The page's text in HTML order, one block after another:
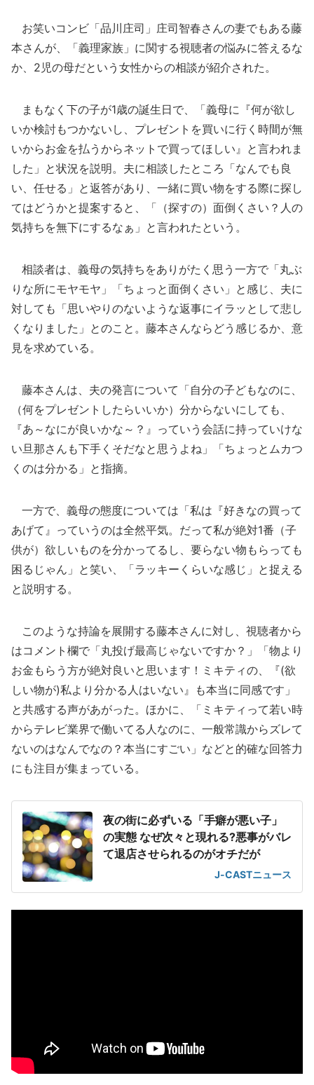
お笑いコンビ「品川庄司」庄司智春さんの妻でもある藤
本さんが、「義理家族」に関する視聴者の悩みに答えるな
か、2児の母だという女性からの相談が紹介された。
まもなく下の子が1歳の誕生日で、「義母に『何が欲し
いか検討もつかないし、プレゼントを買いに行く時間が無
いからお金を払うからネットで買ってほしい』と言われま
した」と状況を説明。夫に相談したところ「なんでも良
い、任せる」と返答があり、一緒に買い物をする際に探し
てはどうかと提案すると、「（探すの）面倒くさい？人の
気持ちを無下にするなぁ」と言われたという。
相談者は、義母の気持ちをありがたく思う一方で「丸ぶ
りな所にモヤモヤ」「ちょっと面倒くさい」と感じ、夫に
対しても「思いやりのないような返事にイラッとして悲し
くなりました」とのこと。藤本さんならどう感じるか、意
見を求めている。
藤本さんは、夫の発言について「自分の子どもなのに、
（何をプレゼントしたらいいか）分からないにしても、
『あ～なにが良いかな～？』っていう会話に持っていけな
い旦那さんも下手くそだなと思うよね」「ちょっとムカつ
くのは分かる」と指摘。
一方で、義母の態度については「私は『好きなの買って
あげて』っていうのは全然平気。だって私が絶対1番（子
供が）欲しいものを分かってるし、要らない物もらっても
困るじゃん」と笑い、「ラッキーくらいな感じ」と捉える
と説明する。
このような持論を展開する藤本さんに対し、視聴者から
はコメント欄で「丸投げ最高じゃないですか？」「物より
お金もらう方が絶対良いと思います！ミキティの、『(欲
しい物が)私より分かる人はいない』も本当に同感です」
と共感する声があがった。ほかに、「ミキティって若い時
からテレビ業界で働いてる人なのに、一般常識からズレて
ないのはなんでなの？本当にすごい」などと的確な回答力
にも注目が集まっている。
夜の街に必ずいる「手癖が悪い子」
の実態 なぜ次々と現れる?悪事がバレ
て退店させられるのがオチだが
J-CASTニュース